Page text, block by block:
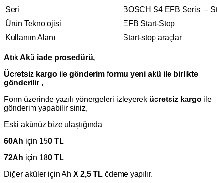
Seri
BOSCH S4 EFB Serisi –
Ürün Teknolojisi
EFB Start-Stop
Kullanım Alanı
Start-stop araçlar
Atık Akü iade prosedürü,
Ücretsiz kargo ile gönderim formu yeni akü ile birlikte
gönderilir ,
Form üzerinde yazılı yönergeleri izleyerek ücretsiz kargo ile
gönderim yapabilir siniz,
Eski akünüz bize ulaştığında
60Ah için 150 TL
72Ah için 180 TL
Diğer aküler için Ah X 2,5 TL ödeme yapılır.